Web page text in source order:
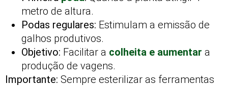
metro de altura.
Podas regulares: Estimulam a emissão de
galhos produtivos.
Objetivo: Facilitar a colheita e aumentar a
produção de vagens.
Importante: Sempre esterilizar as ferramentas